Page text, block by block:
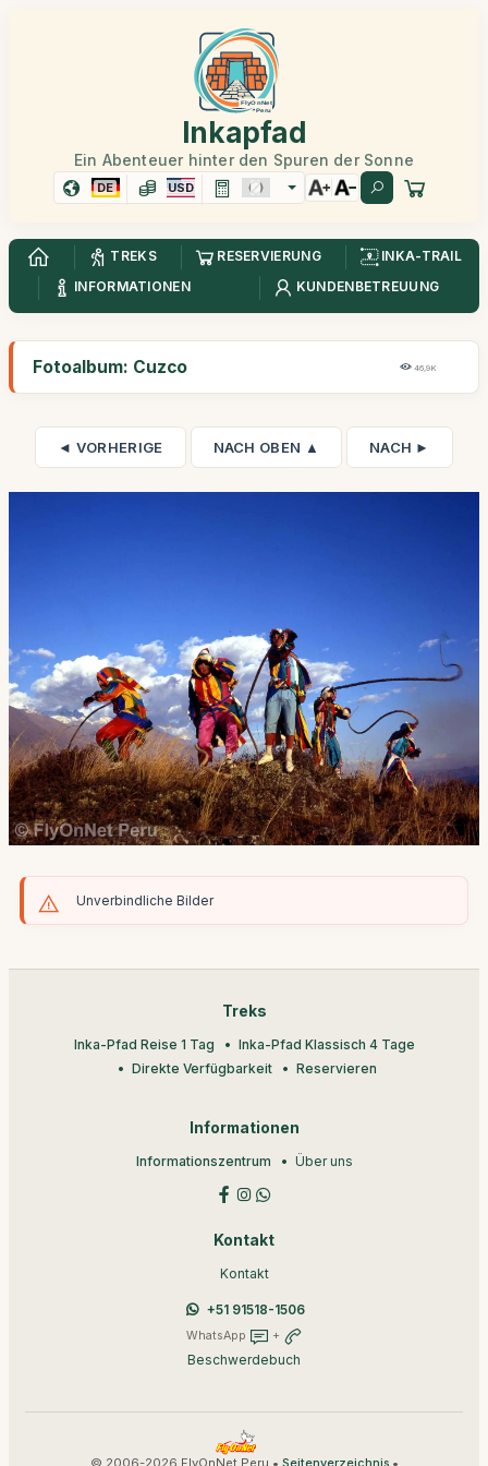
Inkapfad
Ein Abenteuer hinter den Spuren der Sonne
DE USD
TREKS RESERVIERUNG
INKA-TRAIL
INFORMATIONEN
KUNDENBETREUUNG
Fotoalbum: Cuzco 46,9K
◄ VORHERIGE NACH OBEN ▲ NACH ►
Unverbindliche Bilder
Treks
Inka-Pfad Reise 1 Tag
Inka-Pfad Klassisch 4 Tage
Direkte Verfügbarkeit
Reservieren
Informationen
Informationszentrum Über uns
Kontakt
Kontakt
+51 91518-1506
WhatsApp +
Beschwerdebuch
© 2006-2026 FlyOnNet Peru • •